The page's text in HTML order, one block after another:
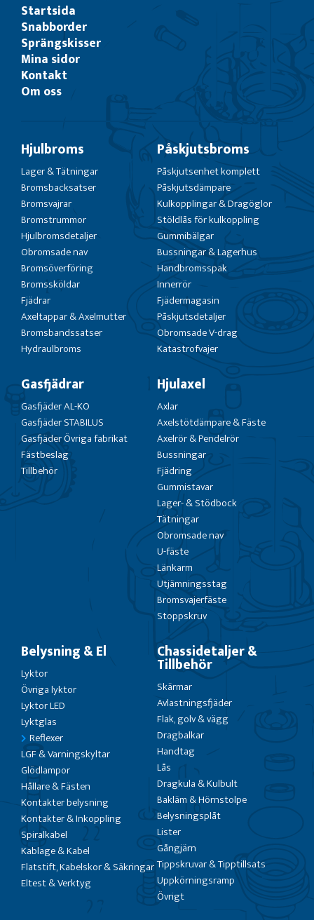
Startsida
Snabborder
Sprängskisser
Mina sidor
Kontakt
Om oss
Hjulbroms
Lager & Tätningar
Bromsbacksatser
Bromsvajrar
Bromstrummor
Hjulbromsdetaljer
Obromsade nav
Bromsöverföring
Bromssköldar
Fjädrar
Axeltappar & Axelmutter
Bromsbandssatser
Hydraulbroms
Påskjutsbroms
Påskjutsenhet komplett
Påskjutsdämpare
Kulkopplingar & Dragöglor
Stöldlås för kulkoppling
Gummibälgar
Bussningar & Lagerhus
Handbromsspak
Innerrör
Fjädermagasin
Påskjutsdetaljer
Obromsade V-drag
Katastrofvajer
Gasfjädrar
Gasfjäder AL-KO
Gasfjäder STABILUS
Gasfjäder Övriga fabrikat
Fästbeslag
Tillbehör
Hjulaxel
Axlar
Axelstötdämpare & Fäste
Axelrör & Pendelrör
Bussningar
Fjädring
Gummistavar
Lager- & Stödbock
Tätningar
Obromsade nav
U-fäste
Länkarm
Utjämningsstag
Bromsvajerfäste
Stoppskruv
Belysning & El
Lyktor
Övriga lyktor
Lyktor LED
Lyktglas
Reflexer
LGF & Varningskyltar
Glödlampor
Hållare & Fästen
Kontakter belysning
Kontakter & Inkoppling
Spiralkabel
Kablage & Kabel
Flatstift, Kabelskor & Säkringar
Eltest & Verktyg
Chassidetaljer &
Tillbehör
Skärmar
Avlastningsfjäder
Flak, golv & vägg
Dragbalkar
Handtag
Lås
Dragkula & Kulbult
Bakläm & Hörnstolpe
Belysningsplåt
Lister
Gångjärn
Tippskruvar & Tipptillsats
Uppkörningsramp
Övrigt